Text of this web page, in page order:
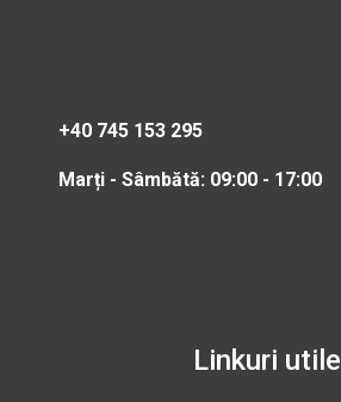
+40 745 153 295
Marți - Sâmbătă: 09:00 - 17:00
Linkuri utile